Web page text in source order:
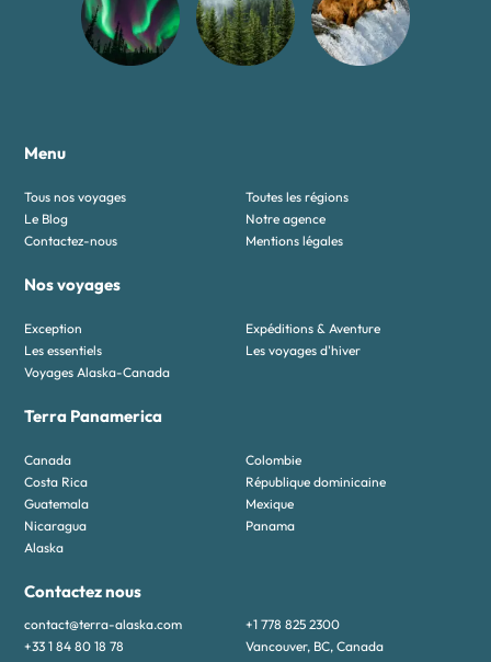
Menu
Tous nos voyages
Toutes les régions
Le Blog
Notre agence
Contactez-nous
Mentions légales
Nos voyages
Exception
Expéditions & Aventure
Les essentiels
Les voyages d'hiver
Voyages Alaska-Canada
Terra Panamerica
Canada
Colombie
Costa Rica
République dominicaine
Guatemala
Mexique
Nicaragua
Panama
Alaska
Contactez nous
contact@terra-alaska.com
+1 778 825 2300
+33 1 84 80 18 78
Vancouver, BC, Canada